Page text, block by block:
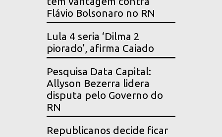
Flávio Bolsonaro no RN
Lula 4 seria ‘Dilma 2
piorado’, afirma Caiado
Pesquisa Data Capital:
Allyson Bezerra lidera
disputa pelo Governo do
RN
Republicanos decide ficar